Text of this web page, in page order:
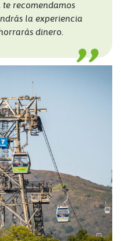
te recomendamos
la experiencia
dinero.